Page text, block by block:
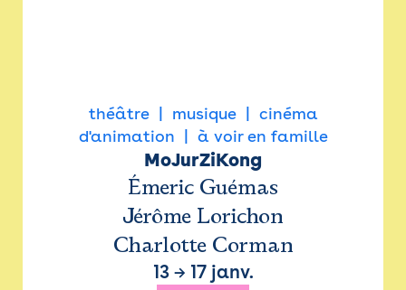
théâtre musique
cinéma
d'animation
à voir en famille
MoJurZiKong
Émeric Guémas
Jérôme Lorichon
Charlotte Corman
13→ 17 janv.